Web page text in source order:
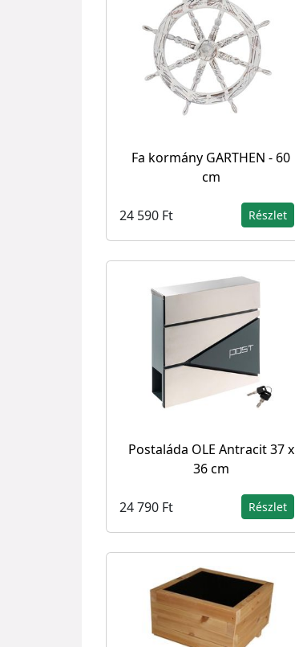
Fa kormány GARTHEN - 60
cm
24 590 Ft Részlet
Postaláda OLE Antracit 37 x
36 cm
24 790 Ft Részlet